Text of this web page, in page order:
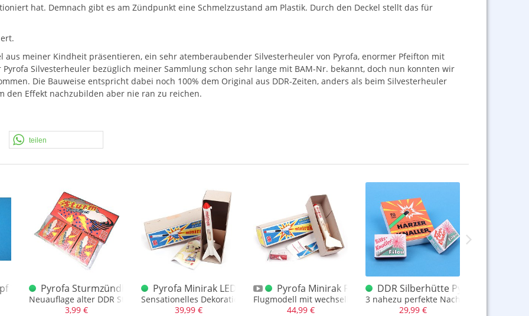
hat. Demnach gibt es am Zündpunkt eine Schmelzzustand am Plastik. Durch den Deckel stellt das für
meiner Kindheit präsentieren, ein sehr atemberaubender Silvesterheuler von Pyrofa, enormer Pfeifton mit
Silvesterheuler bezüglich meiner Sammlung schon sehr lange mit BAM-Nr. bekannt, doch nun konnten wir
Die Bauweise entspricht dabei noch 100% dem Original aus DDR-Zeiten, anders als beim Silvesterheuler
Effekt nachzubilden aber nie ran zu reichen.
teilen
WechselPyrofa Sturmzündhölzer 3er
Neuauflage alter DDR Sturmhölzer mit Pyrofa Design
3,99 €
Pyrofa Minirak LED Standmodell
Sensationelles Dekorationsstück
39,99 €
Pyrofa Minirak Flugmodell T1
Flugmodell mit wechselbarem Raketentreiber
44,99 €
DDR Silberhütte Pyrofa
3 nahezu perfekte Nachbildungen alter
29,99 €